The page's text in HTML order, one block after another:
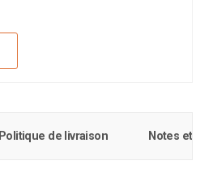
Politique de livraison Notes et